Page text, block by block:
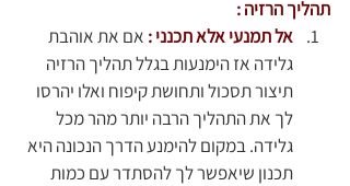
תהליך הרזיה :
אל תמנעי אלא תכנני : אם את אוהבת
גלידה אזהימנעות בגלל תהליך הרזיה
תיצור תסכול ותחושת קיפוח ואלו יהרסו
לך את התהליך הרבה יותר מהר מכל
גלידה. במקום להימנע הדרך הנכונה היא
תכנון שיאפשר לך להסתדר עם כמות